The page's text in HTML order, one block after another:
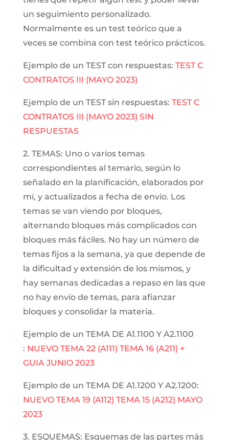
un seguimiento personalizado.
Normalmente es un test teórico que a
veces se combina con test teórico prácticos.
Ejemplo de un TEST con respuestas: TEST C
CONTRATOS III (MAYO 2023)
Ejemplo de un TEST sin respuestas: TEST C
CONTRATOS III (MAYO 2023) SIN
RESPUESTAS
2. TEMAS: Uno o varios temas
correspondientes al temario, según lo
señalado en la planificación, elaborados por
mí, y actualizados a fecha de envío. Los
temas se van viendo por bloques,
alternando bloques más complicados con
bloques más fáciles. No hay un número de
temas fijos a la semana, ya que depende de
la dificultad y extensión de los mismos, y
hay semanas dedicadas a repaso en las que
no hay envío de temas, para afianzar
bloques y consolidar la materia.
Ejemplo de un TEMA DE A1.1100 Y A2.1100
: NUEVO TEMA 22 (A111) TEMA 16 (A211) +
GUIA JUNIO 2023
Ejemplo de un TEMA DE A1.1200 Y A2.1200:
NUEVO TEMA 19 (A112) TEMA 15 (A212) MAYO
2023
3. ESQUEMAS: Esquemas de las partes más